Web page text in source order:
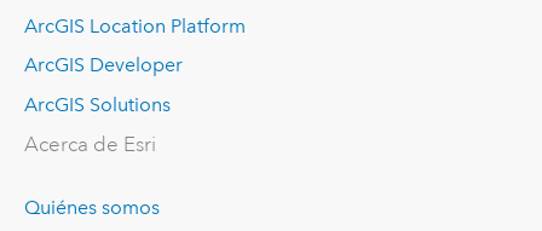
ArcGIS Location Platform
ArcGIS Developer
ArcGIS Solutions
Acerca de Esri
Quiénes somos